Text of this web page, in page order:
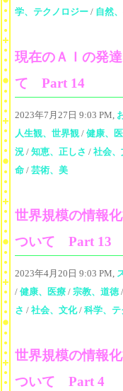
学、テクノロジー / 自然
現在のＡＩの発
て Part 14
2023年7月27日 9:03 PM,
人生観、世界観 / 健康、
況 / 知恵、正しさ / 社会、
命 / 芸術、美
世界規模の情報
ついて Part 13
2023年4月20日 9:03 PM,
/ 健康、医療 / 宗教、道徳/
さ / 社会、文化/ 科学、
世界規模の情報
ついて Part 4